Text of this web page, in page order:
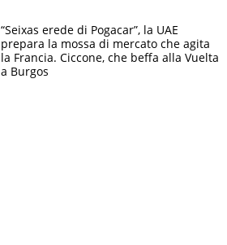
“Seixas erede di Pogacar”, la UAE
prepara la mossa di mercato che agita
la Francia. Ciccone, che beffa alla Vuelta
a Burgos